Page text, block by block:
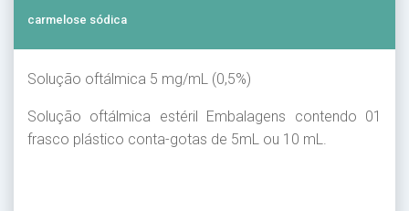
carmelose sódica
Solução oftálmica 5 mg/mL (0,5%)
Solução oftálmica estéril Embalagens contendo 01
frasco plástico conta-gotas de 5mL ou 10 mL.